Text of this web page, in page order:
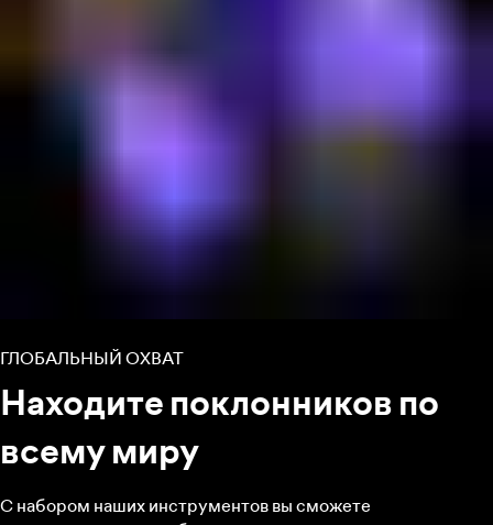
ГЛОБАЛЬНЫЙ ОХВАТ
Находите поклонников по
всему миру
С набором наших инструментов вы сможете